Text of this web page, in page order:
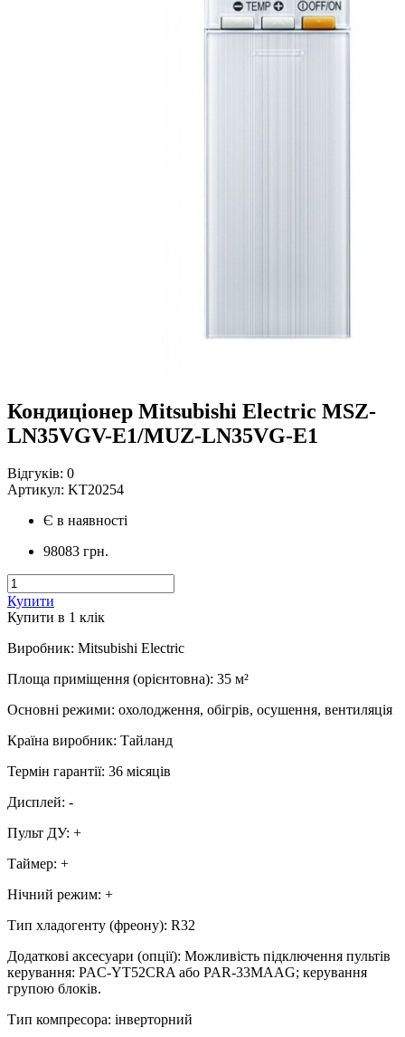
Кондиціонер Mitsubishi Electric MSZ-
LN35VGV-E1/MUZ-LN35VG-E1
Відгуків: 0
Артикул: KT20254
Є в наявності
98083 грн.
Купити
Купити в 1 клiк
Виробник: Mitsubishi Electric
Площа приміщення (орієнтовна): 35 м²
Основні режими: охолодження, обігрів, осушення, вентиляція
Країна виробник: Тайланд
Термін гарантії: 36 місяців
Дисплей: -
Пульт ДУ: +
Таймер: +
Нічний режим: +
Тип хладогенту (фреону): R32
Додаткові аксесуари (опції): Можливість підключення пультів
керування: PAC-YT52CRA або PAR-33MAAG; керування
групою блоків.
Тип компресора: інверторний